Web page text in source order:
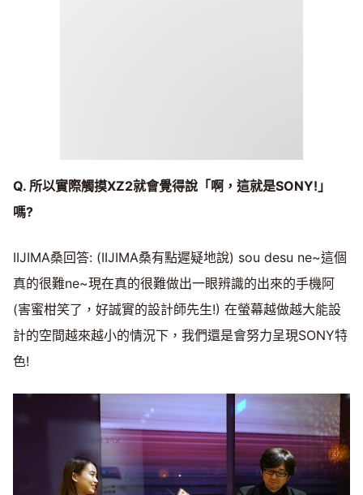
Q. 所以實際觸摸XZ2就會覺得說「啊，這就是SONY!」
嗎?
IIJIMA桑回答: (IIJIMA桑有點遲疑地說) sou desu ne~這個
真的很難ne~現在真的很難做出一眼辨識的出來的手機阿
(害蜜柑笑了，好誠實的設計師先生!) 在螢幕越做越大能設
計的空間越來越小的情況下，我們還是會努力呈現SONY特
色!